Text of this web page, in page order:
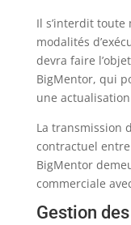
Il s’interdit
modalités
devra faire
BigMentor, qui
une
La transmission
contractuel
BigMentor
commerciale
Gestion